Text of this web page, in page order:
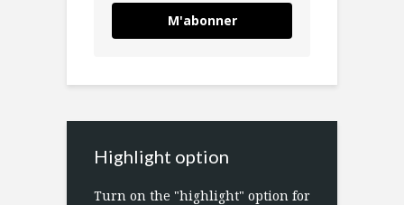
M'abonner
Highlight option
Turn on the "highlight" option for